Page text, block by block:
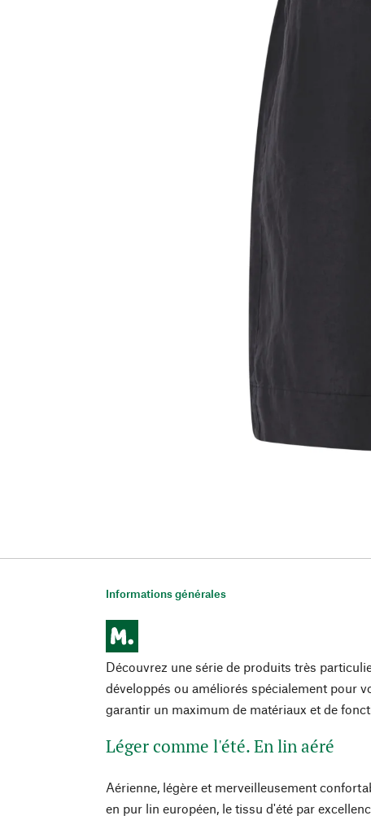
Informations générales
Découvrez une série de produits très
développés ou améliorés spécialement pour
garantir un maximum de matériaux et de
Léger comme l'été. En lin aéré
Aérienne, légère et merveilleusement
en pur lin européen, le tissu d'été par